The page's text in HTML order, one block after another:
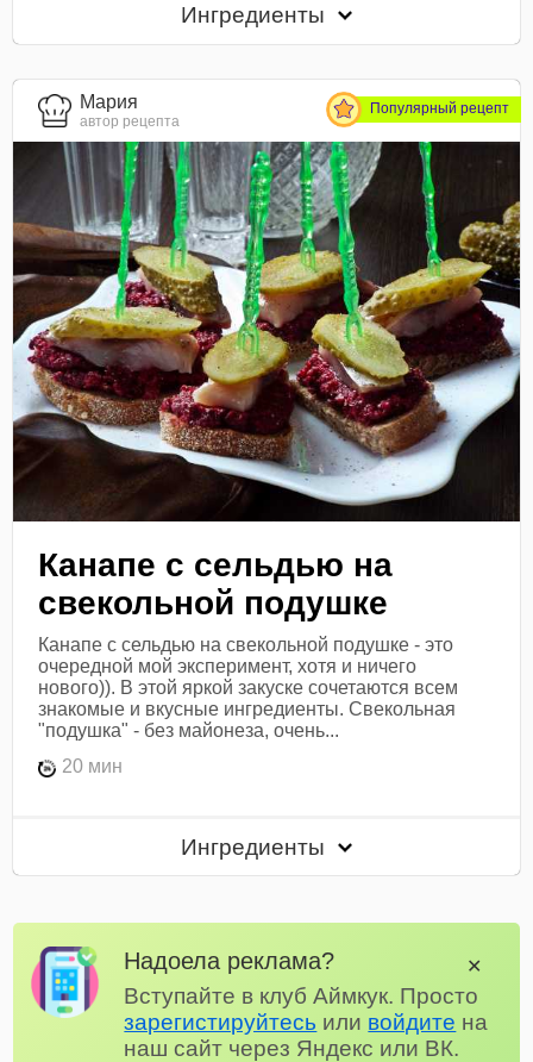
Ингредиенты
Мария
автор рецепта
Популярный рецепт
Канапе с сельдью на
свекольной подушке
Канапе с сельдью на свекольной подушке - это
очередной мой эксперимент, хотя и ничего
нового)). В этой яркой закуске сочетаются всем
знакомые и вкусные ингредиенты. Свекольная
"подушка" - без майонеза, очень...
20 мин
Ингредиенты
Надоела реклама?
Вступайте в клуб Аймкук. Просто
зарегистируйтесь или войдите на
наш сайт через Яндекс или ВК.
✕